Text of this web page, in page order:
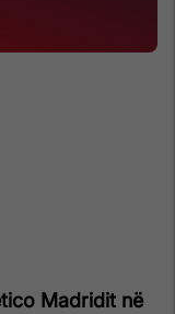
Madridit në